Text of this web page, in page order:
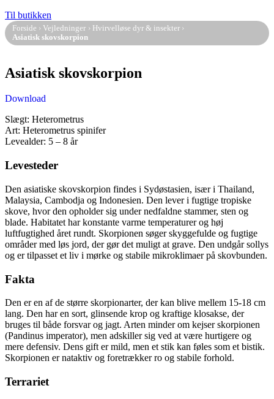
Til butikken
Forside › Vejledninger › Hvirvelløse dyr & insekter ›
Asiatisk skovskorpion
Asiatisk skovskorpion
Download
Slægt: Heterometrus
Art: Heterometrus spinifer
Levealder: 5 – 8 år
Levesteder
Den asiatiske skovskorpion findes i Sydøstasien, især i Thailand,
Malaysia, Cambodja og Indonesien. Den lever i fugtige tropiske
skove, hvor den opholder sig under nedfaldne stammer, sten og
blade. Habitatet har konstante varme temperaturer og høj
luftfugtighed året rundt. Skorpionen søger skyggefulde og fugtige
områder med løs jord, der gør det muligt at grave. Den undgår sollys
og er tilpasset et liv i mørke og stabile mikroklimaer på skovbunden.
Fakta
Den er en af de større skorpionarter, der kan blive mellem 15-18 cm
lang. Den har en sort, glinsende krop og kraftige klosakse, der
bruges til både forsvar og jagt. Arten minder om kejser skorpionen
(Pandinus imperator), men adskiller sig ved at være hurtigere og
mere defensiv. Dens gift er mild, men et stik kan føles som et bistik.
Skorpionen er nataktiv og foretrækker ro og stabile forhold.
Terrariet